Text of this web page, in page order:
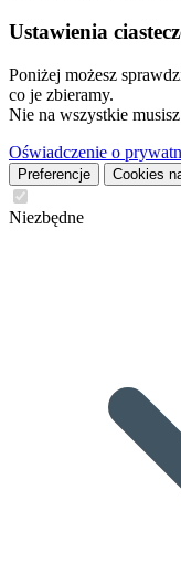
Ustawienia
Poniżej możesz
co je zbieramy.
Nie na wszystkie
Oświadczenie o
Preferencje Cookies
Niezbędne